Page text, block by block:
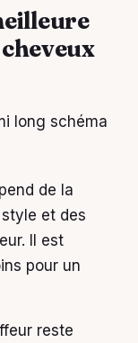
de la
et des
Il est
pour un
reste